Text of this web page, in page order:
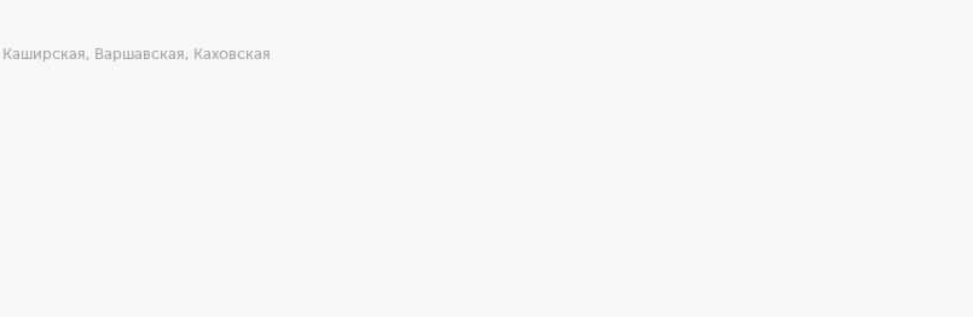
Каширская, Варшавская, Каховская